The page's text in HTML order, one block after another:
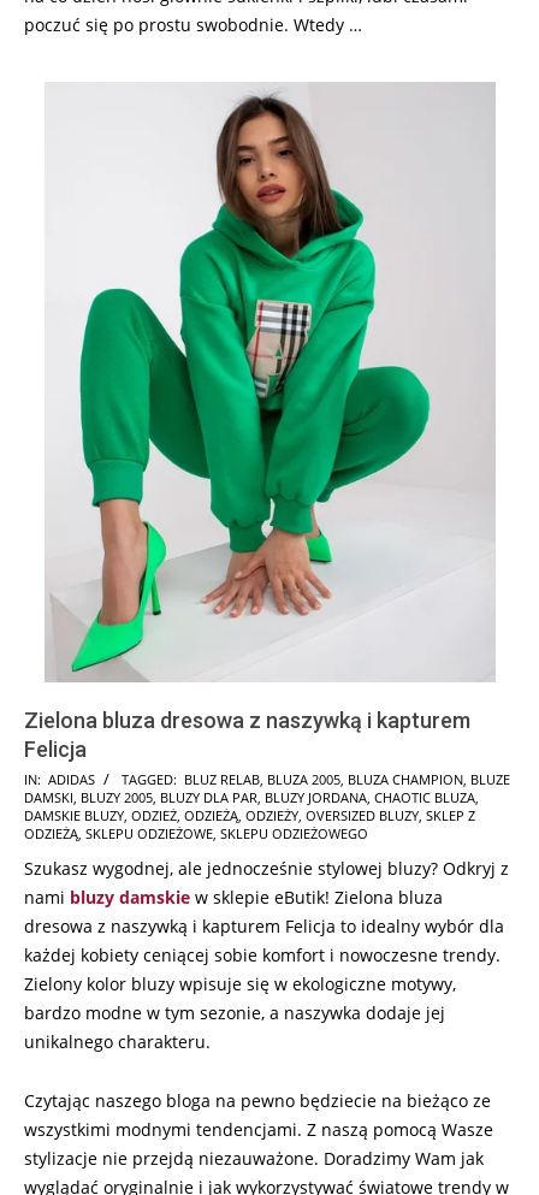
poczuć się po prostu swobodnie. Wtedy …
Zielona bluza dresowa z naszywką i kapturem
Felicja
2025-
08-
31
IN: ADIDAS TAGGED: BLUZ RELAB, BLUZA 2005, BLUZA CHAMPION, BLUZE
DAMSKI, BLUZY 2005, BLUZY DLA PAR, BLUZY JORDANA, CHAOTIC BLUZA,
DAMSKIE BLUZY, ODZIEŻ, ODZIEŻĄ, ODZIEŻY, OVERSIZED BLUZY, SKLEP Z
ODZIEŻĄ, SKLEPU ODZIEŻOWE, SKLEPU ODZIEŻOWEGO
Szukasz wygodnej, ale jednocześnie stylowej bluzy? Odkryj z
nami bluzy damskie w sklepie eButik! Zielona bluza
dresowa z naszywką i kapturem Felicja to idealny wybór dla
każdej kobiety ceniącej sobie komfort i nowoczesne trendy.
Zielony kolor bluzy wpisuje się w ekologiczne motywy,
bardzo modne w tym sezonie, a naszywka dodaje jej
unikalnego charakteru.
Czytając naszego bloga na pewno będziecie na bieżąco ze
wszystkimi modnymi tendencjami. Z naszą pomocą Wasze
stylizacje nie przejdą niezauważone. Doradzimy Wam jak
wyglądać oryginalnie i jak wykorzystywać światowe trendy w